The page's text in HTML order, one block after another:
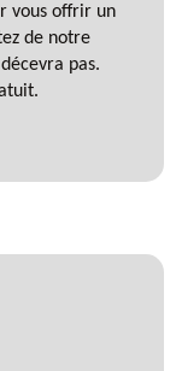
vous offrir un
de notre
pas.